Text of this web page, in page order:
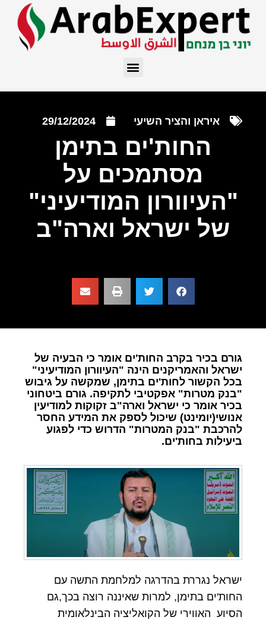
איראן והציר השיעי 29/12/2024
החות'ים בתימן
מסתמכים על
"העיוורון המודיעיני"
של ישראל וארה"ב
גורם בכיר בקרב החות'ים אומר כי הבעיה של
ישראל והאמריקנים הינה "העיוורון המודיעיני"
בכל הקשור לחות'ים בתימן, שמקשה על גיבוש
"בנק מטרות" אפקטיבי לתקיפה. גורם ביטחוני
בכיר אומר כי ישראל וארה"ב זקוקות למודיעין
אנושי(יומינט) שיכול לספק את המידע החסר
להרכבת "בנק המטרות" הדרוש כדי לפגוע
ביעילות בחות'ים.
ישראל נגררת בהדרגה למלחמת התשה עם
החות'ים בתימן, למרות שאיננה רוצה בכך,גם
הסיוע האווירי של הקואליציה הבינלאומית